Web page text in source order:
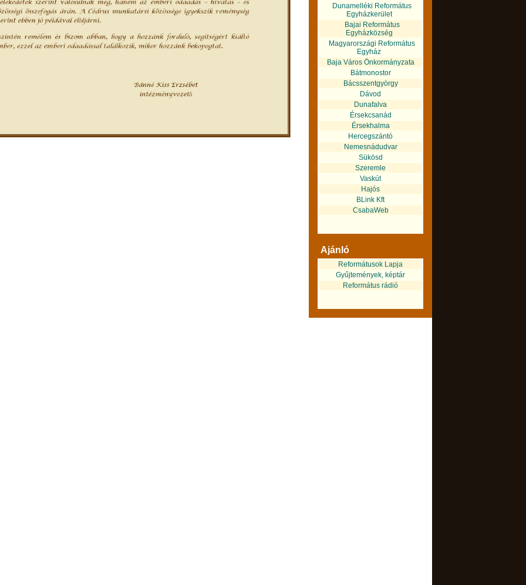
Dunamelléki Református
Egyházkerület
Bajai Református
Egyházközség
Magyarországi Református
Egyház
Baja Város Önkormányzata
Bátmonostor
Bácsszentgyörgy
Dávod
Dunafalva
Érsekcsanád
Érsekhalma
Hercegszántó
Nemesnádudvar
Sükösd
Szeremle
Vaskút
Hajós
BLink Kft
CsabaWeb
Ajánló
Reformátusok Lapja
Gyűjtemények, képtár
Református rádió